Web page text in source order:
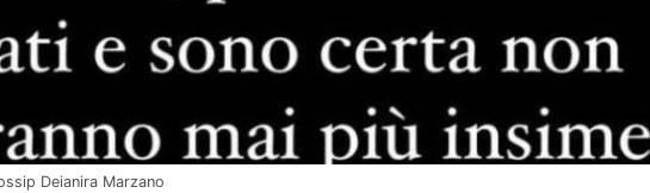
Deianira Marzano